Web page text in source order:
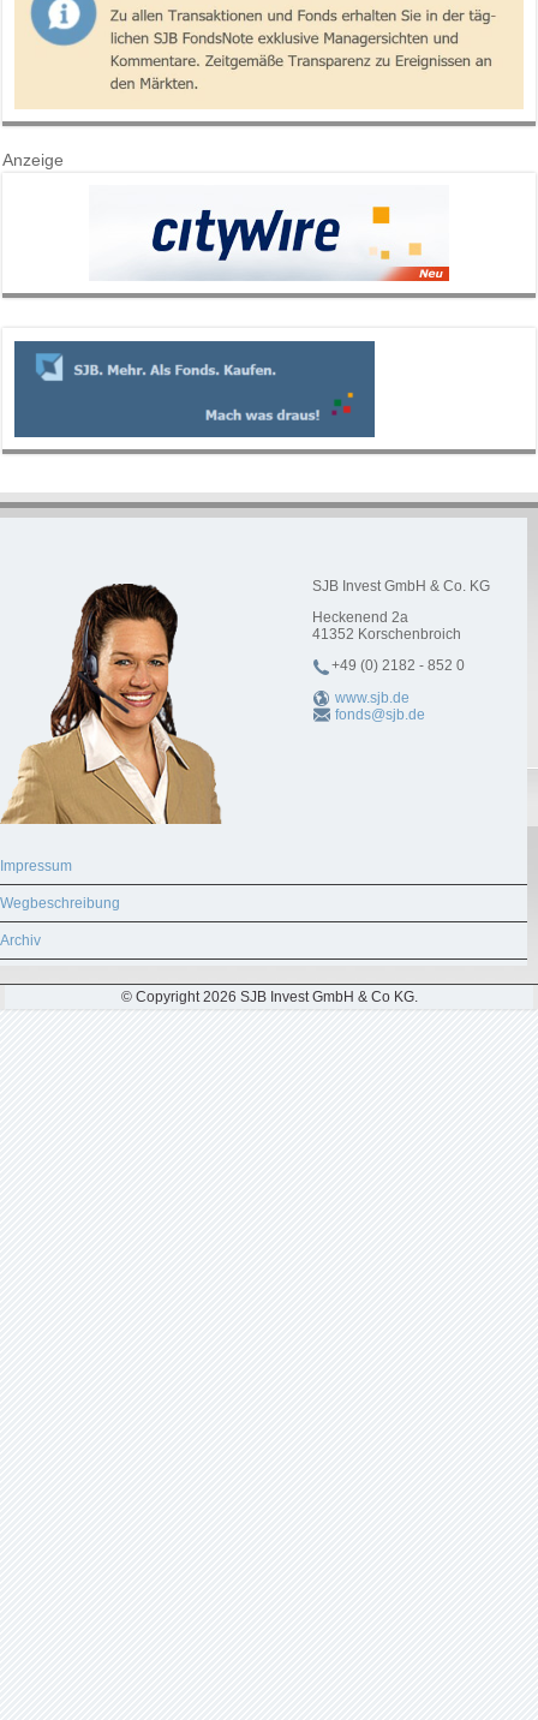
Anzeige
SJB Invest GmbH & Co. KG
Heckenend 2a
41352 Korschenbroich
+49 (0) 2182 - 852 0
www.sjb.de
fonds@sjb.de
Impressum
Wegbeschreibung
Archiv
© Copyright 2026 SJB Invest GmbH & Co KG.